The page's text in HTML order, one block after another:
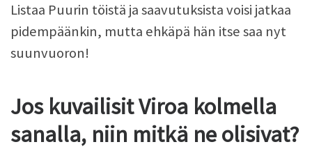
Listaa Puurin töistä ja saavutuksista voisi jatkaa
pidempäänkin, mutta ehkäpä hän itse saa nyt
suunvuoron!
Jos kuvailisit Viroa kolmella
sanalla, niin mitkä ne olisivat?